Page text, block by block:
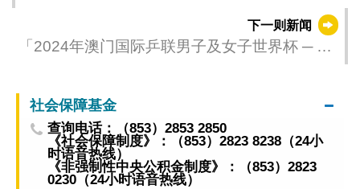
下一则新闻
「2024年澳门国际乒联男子及女子世界杯 ─ 由
社会保障基金
查询电话：（853）2853 2850
《社会保障制度》：（853）2823 8238（24小
时语音热线）
《非强制性中央公积金制度》：（853）2823
0230（24小时语音热线）